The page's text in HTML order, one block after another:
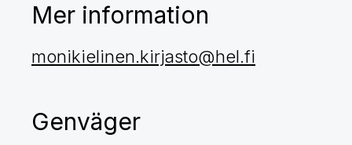
Mer information
monikielinen.kirjasto@hel.fi
Genväger